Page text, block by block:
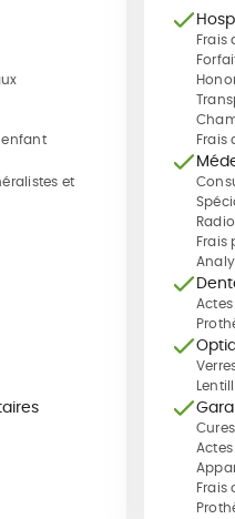
et
Frais
Frais
Frais